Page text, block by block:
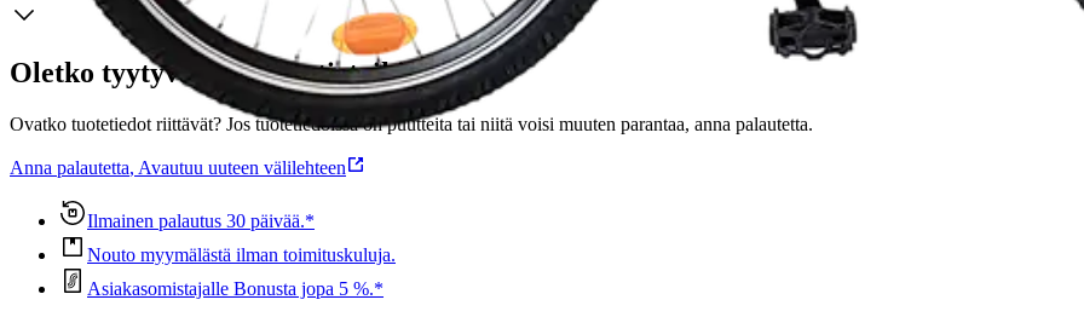
Oletko tyytyväinen tuotetietoihin?
Ovatko tuotetiedot riittävät? Jos tuotetiedoissa on puutteita tai niitä voisi muuten parantaa, anna palautetta.
Anna palautetta, Avautuu uuteen välilehteen
Ilmainen palautus 30 päivää.*
Nouto myymälästä ilman toimituskuluja.
Asiakasomistajalle Bonusta jopa 5 %.*